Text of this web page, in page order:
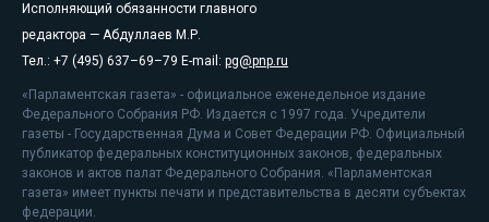
Исполняющий обязанности главного
редактора — Абдуллаев М.Р.
Тел.: +7 (495) 637–69–79 E-mail: pg@pnp.ru
«Парламентская газета» - официальное еженедельное издание
Федерального Собрания РФ. Издается с 1997 года. Учредители
газеты - Государственная Дума и Совет Федерации РФ. Официальный
публикатор федеральных конституционных законов, федеральных
законов и актов палат Федерального Собрания. «Парламентская
газета» имеет пункты печати и представительства в десяти субъектах
федерации.